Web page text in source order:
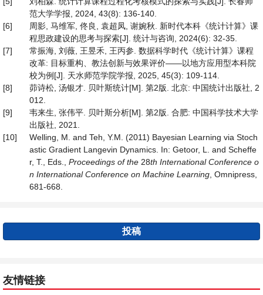
范大学学报, 2024, 43(8): 136-140.
[6]
周影, 马维军, 佟良, 袁超凤, 谢婉秋. 新时代本科《统计计算》课
程思政建设的思考与探索[J]. 统计与咨询, 2024(6): 32-35.
[7]
常振海, 刘薇, 王昱禾, 王丙参. 数据科学时代《统计计算》课程
改革: 目标重构、教法创新与效果评价——以地方应用型本科院
校为例[J]. 天水师范学院学报, 2025, 45(3): 109-114.
[8]
茆诗松, 汤银才. 贝叶斯统计[M]. 第2版. 北京: 中国统计出版社, 2
012.
[9]
韦来生, 张伟平. 贝叶斯分析[M]. 第2版. 合肥: 中国科学技术大学
出版社, 2021.
[10]
Welling, M. and Teh, Y.M. (2011) Bayesian Learning via Stoch
astic Gradient Langevin Dynamics. In: Getoor, L. and Scheffe
r, T., Eds., Proceedings of the 28th International Conference o
n International Conference on Machine Learning , Omnipress,
681-668.
投稿
友情链接